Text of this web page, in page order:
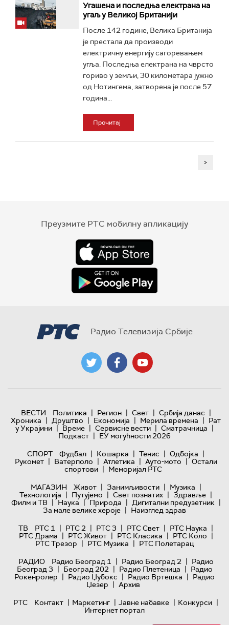
Угашена и последња електрана на
угаљ у Великој Британији
После 142 године, Велика Британија
је престала да производи
електричну енергију сагоревањем
угља. Последња електрана на чврсто
гориво у земљи, 30 километара јужно
од Нотингема, затворена је после 57
година...
Прочитај
>
Преузмите РТС мобилну апликацију
Радио Телевизија Србије
ВЕСТИ Политика | Регион | Свет | Србија данас |
Хроника | Друштво | Економија | Мерила времена | Рат
у Украјини | Време | Сервисне вести | Сматрачница |
Подкаст | ЕУ могућности 2026
СПОРТ
Фудбал | Кошарка | Тенис | Одбојка |
Рукомет | Ватерполо | Атлетика | Ауто-мото | Остали
спортови | Меморијал РТС
МАГАЗИН
Живот | Занимљивости | Музика |
Технологијa | Путујемо | Свет познатих | Здравље |
Филм и ТВ | Наука | Природа | Дигитални предузетник |
За мале велике хероје | Наизглед здрав
ТВ
РТС 1 | РТС 2 | РТС 3 | РТС Свет | РТС Наука |
РТС Драма | РТС Живот | РТС Класика | РТС Коло |
РТС Трезор | РТС Музика | РТС Полетарац
РАДИО
Радио Београд 1 | Радио Београд 2 | Радио
Београд 3 | Београд 202 | Радио Плетеница | Радио
Рокенролер | Радио Џубокс | Радио Вртешка | Радио
Џезер | Архив
РТС
Контакт | Маркетинг | Јавне набавке | Конкурси |
Интернет портал